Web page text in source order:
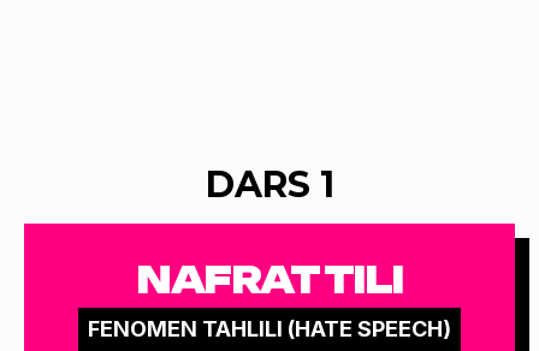
DARS 1
NAFRAT TILI
FENOMEN TAHLILI (HATE SPEECH)